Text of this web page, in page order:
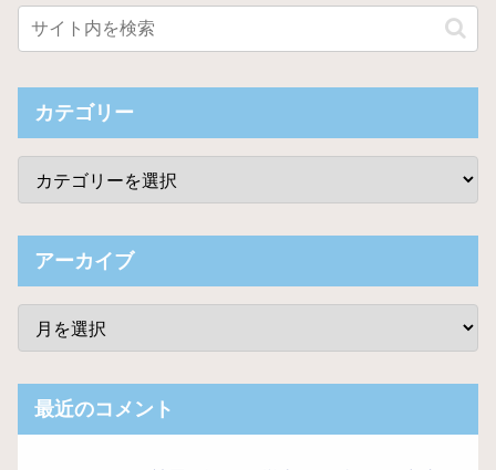
カテゴリー
アーカイブ
最近のコメント